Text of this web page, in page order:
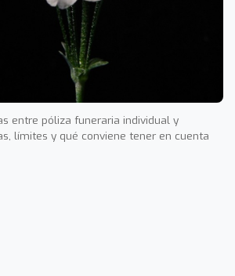
entre póliza funeraria individual y
límites y qué conviene tener en cuenta